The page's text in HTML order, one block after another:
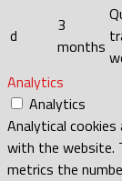
d
3
months
Analytics
Analytics
Analytical
with the website.
metrics the